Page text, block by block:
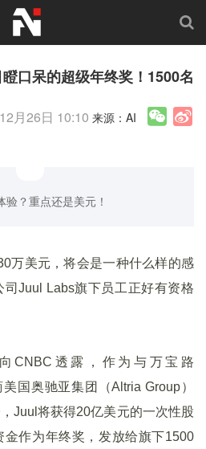
口呆的超级年终奖！1500名
12月26日 10:10 来源：AI
？重点还是美元！
万美元，将会是一种什么样的感
Juul Labs旗下员工正好有资格
CNBC透露，作为与万宝路
国奥驰亚集团（Altria Group）
Juul将获得20亿美元的一次性股
作为年终奖，发放给旗下1500